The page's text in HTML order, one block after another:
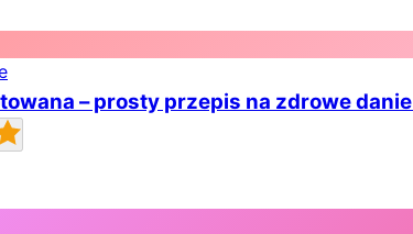
– prosty przepis na zdrowe